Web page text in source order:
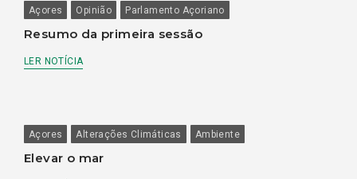
Açores Opinião Parlamento Açoriano
Resumo da primeira sessão
LER NOTÍCIA
Açores Alterações Climáticas Ambiente
Elevar o mar